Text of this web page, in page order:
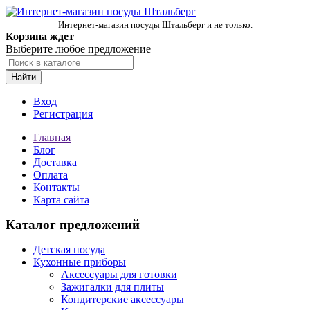
Интернет-магазин посуды Штальберг и не только.
Корзина ждет
Выберите любое предложение
Найти
Вход
Регистрация
Главная
Блог
Доставка
Оплата
Контакты
Карта сайта
Каталог предложений
Детская посуда
Кухонные приборы
Аксессуары для готовки
Зажигалки для плиты
Кондитерские аксессуары